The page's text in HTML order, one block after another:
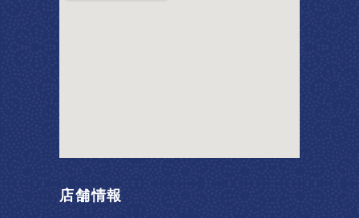
店舗情報